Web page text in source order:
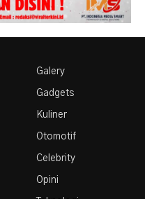
Galery
Gadgets
Kuliner
Otomotif
Celebrity
Opini